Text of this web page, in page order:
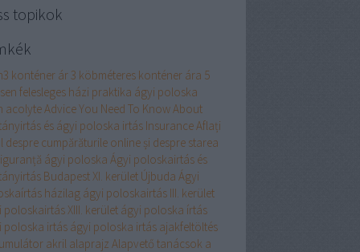
topikok
konténer ár3 köbméteres konténer ára 5
felesleges házi praktika ágyi poloska
acolyteAdvice You Need To Know About
és ágyi poloska irtás InsuranceAflați
despre cumpărăturile online și despre starea
ágyi poloska Ágyi poloskairtás és
Budapest XI. kerület Újbuda Ágyi
házilag ágyi poloskairtás III. kerület
poloskairtás XIII. kerület ágyi poloska írtás
poloska irtás ágyi poloska irtás ajakfeltöltés
akril alaprajz Alapvető tanácsok a